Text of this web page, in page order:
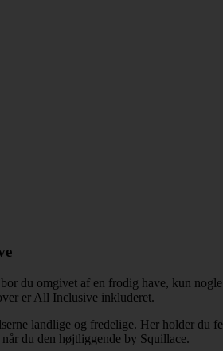
du omgivet af en frodig have, kun
er All Inclusive inkluderet.
landlige og fredelige. Her holder du
du den højtliggende by Squillace.